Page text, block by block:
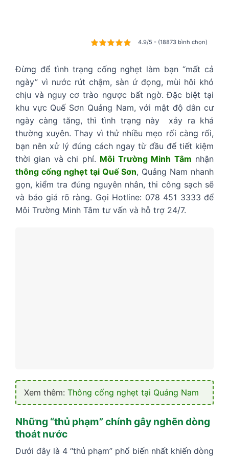
4.9/5 - (18873 bình chọn)
Đừng để tình trạng cống nghẹt làm bạn “mất cả
ngày” vì nước rút chậm, sàn ứ đọng, mùi hôi khó
chịu và nguy cơ trào ngược bất ngờ. Đặc biệt tại
khu vực Quế Sơn Quảng Nam, với mật độ dân cư
ngày càng tăng, thì tình trạng này xảy ra khá
thường xuyên. Thay vì thử nhiều mẹo rối càng rối,
bạn nên xử lý đúng cách ngay từ đầu để tiết kiệm
thời gian và chi phí. Môi Trường Minh Tâm nhận
thông cống nghẹt tại Quế Sơn, Quảng Nam nhanh
gọn, kiểm tra đúng nguyên nhân, thi công sạch sẽ
và báo giá rõ ràng. Gọi Hotline: 078 451 3333 để
Môi Trường Minh Tâm tư vấn và hỗ trợ 24/7.
Xem thêm: Thông cống nghẹt tại Quảng Nam
Những “thủ phạm” chính gây nghẽn dòng
thoát nước
Dưới đây là 4 “thủ phạm” phổ biến nhất khiến dòng